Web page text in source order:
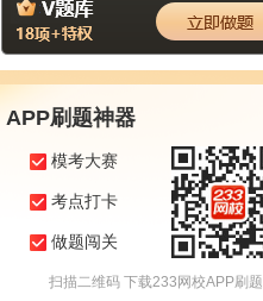
APP刷题神器
模考大赛
考点打卡
做题闯关
扫描二维码 下载233网校APP刷题